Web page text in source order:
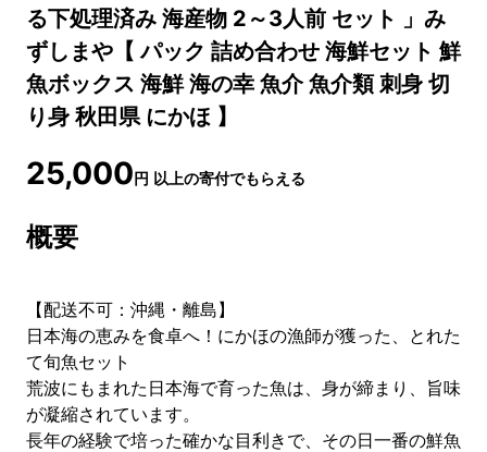
る下処理済み 海産物 2～3人前 セット 」み
ずしまや【 パック 詰め合わせ 海鮮セット 鮮
魚ボックス 海鮮 海の幸 魚介 魚介類 刺身 切
り身 秋田県 にかほ 】
25,000円 以上の寄付でもらえる
概要
【配送不可：沖縄・離島】
日本海の恵みを食卓へ！にかほの漁師が獲った、とれた
て旬魚セット
荒波にもまれた日本海で育った魚は、身が締まり、旨味
が凝縮されています。
長年の経験で培った確かな目利きで、その日一番の鮮魚